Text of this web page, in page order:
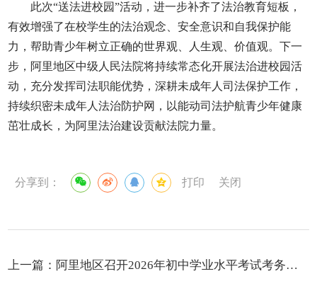
此次“送法进校园”活动，进一步补齐了法治教育短板，
有效增强了在校学生的法治观念、安全意识和自我保护能
力，帮助青少年树立正确的世界观、人生观、价值观。下一
步，阿里地区中级人民法院将持续常态化开展法治进校园活
动，充分发挥司法职能优势，深耕未成年人司法保护工作，
持续织密未成年人法治防护网，以能动司法护航青少年健康
茁壮成长，为阿里法治建设贡献法院力量。
分享到： 打印 关闭
上一篇： 阿里地区召开2026年初中学业水平考试考务工作暨志愿填报服务部署会